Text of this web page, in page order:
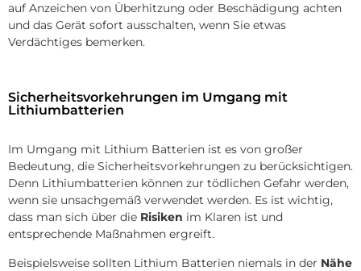
auf Anzeichen von Überhitzung oder Beschädigung achten
und das Gerät sofort ausschalten, wenn Sie etwas
Verdächtiges bemerken.
Sicherheitsvorkehrungen im Umgang mit
Lithiumbatterien
Im Umgang mit Lithium Batterien ist es von großer
Bedeutung, die Sicherheitsvorkehrungen zu berücksichtigen.
Denn Lithiumbatterien können zur tödlichen Gefahr werden,
wenn sie unsachgemäß verwendet werden. Es ist wichtig,
dass man sich über die Risiken im Klaren ist und
entsprechende Maßnahmen ergreift.
Beispielsweise sollten Lithium Batterien niemals in der Nähe